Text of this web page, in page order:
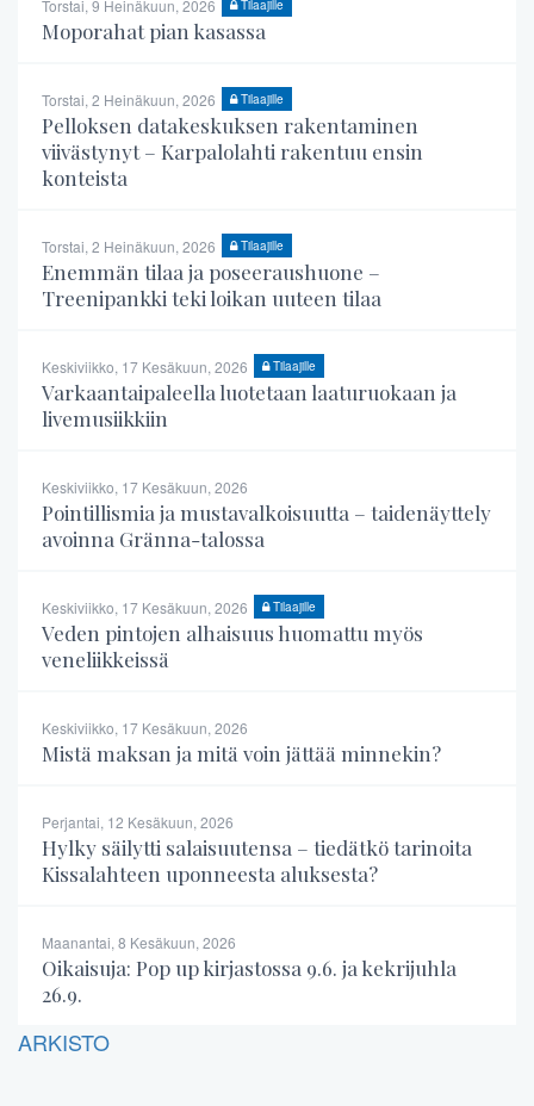
Torstai, 9 Heinäkuun, 2026 Tilaajille
Moporahat pian kasassa
Torstai, 2 Heinäkuun, 2026 Tilaajille
Pelloksen datakeskuksen rakentaminen
viivästynyt – Karpalolahti rakentuu ensin
konteista
Torstai, 2 Heinäkuun, 2026 Tilaajille
Enemmän tilaa ja poseeraushuone –
Treenipankki teki loikan uuteen tilaa
Keskiviikko, 17 Kesäkuun, 2026 Tilaajille
Varkaantaipaleella luotetaan laaturuokaan ja
livemusiikkiin
Keskiviikko, 17 Kesäkuun, 2026
Pointillismia ja mustavalkoisuutta – taidenäyttely
avoinna Gränna-talossa
Keskiviikko, 17 Kesäkuun, 2026 Tilaajille
Veden pintojen alhaisuus huomattu myös
veneliikkeissä
Keskiviikko, 17 Kesäkuun, 2026
Mistä maksan ja mitä voin jättää minnekin?
Perjantai, 12 Kesäkuun, 2026
Hylky säilytti salaisuutensa – tiedätkö tarinoita
Kissalahteen uponneesta aluksesta?
Maanantai, 8 Kesäkuun, 2026
Oikaisuja: Pop up kirjastossa 9.6. ja kekrijuhla
26.9.
ARKISTO